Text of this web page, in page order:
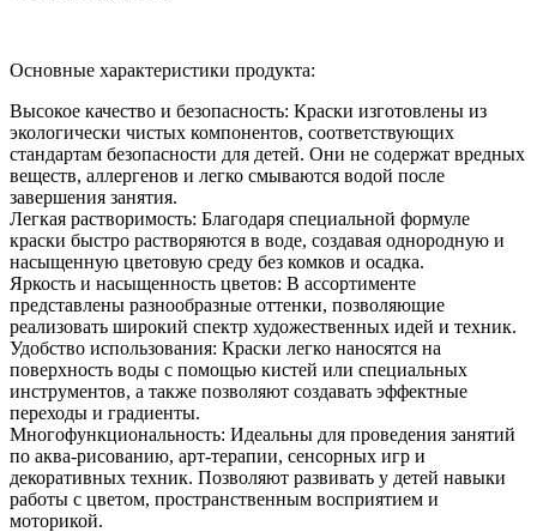
Основные характеристики продукта:
Высокое качество и безопасность: Краски изготовлены из
экологически чистых компонентов, соответствующих
стандартам безопасности для детей. Они не содержат вредных
веществ, аллергенов и легко смываются водой после
завершения занятия.
Легкая растворимость: Благодаря специальной формуле
краски быстро растворяются в воде, создавая однородную и
насыщенную цветовую среду без комков и осадка.
Яркость и насыщенность цветов: В ассортименте
представлены разнообразные оттенки, позволяющие
реализовать широкий спектр художественных идей и техник.
Удобство использования: Краски легко наносятся на
поверхность воды с помощью кистей или специальных
инструментов, а также позволяют создавать эффектные
переходы и градиенты.
Многофункциональность: Идеальны для проведения занятий
по аква-рисованию, арт-терапии, сенсорных игр и
декоративных техник. Позволяют развивать у детей навыки
работы с цветом, пространственным восприятием и
моторикой.